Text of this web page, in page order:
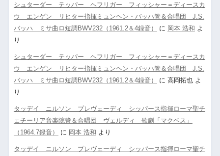
シュターダー テッパー ヘフリガー フィッシャー＝ディースカ
ウ エンゲン リヒター指揮ミュンヘン・バッハ管＆合唱団 J.S.
バッハ ミサ曲ロ短調BWV232（1961.2＆4録音）
に 岡本 浩和 よ
り
シュターダー テッパー ヘフリガー フィッシャー＝ディースカ
ウ エンゲン リヒター指揮ミュンヘン・バッハ管＆合唱団 J.S.
バッハ ミサ曲ロ短調BWV232（1961.2＆4録音）
に 高岡拓也よ
り
タッデイ ニルソン プレヴェーディ シッパース指揮ローマ聖チ
ェチーリア音楽院管＆合唱団 ヴェルディ 歌劇「マクベス」
（1964.7録音）
に 岡本 浩和 より
タッデイ ニルソン プレヴェーディ シッパース指揮ローマ聖チ